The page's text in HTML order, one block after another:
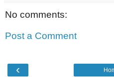
No comments:
Post a Comment
‹